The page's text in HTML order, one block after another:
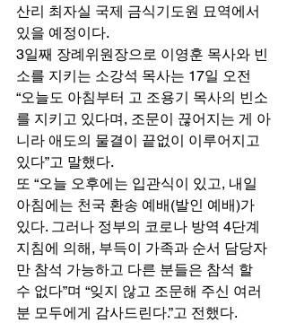
산리 최자실 국제 금식기도원 묘역에서
있을 예정이다.
3일째 장례위원장으로 이영훈 목사와 빈
소를 지키는 소강석 목사는 17일 오전
“오늘도 아침부터 고 조용기 목사의 빈소
를 지키고 있다며, 조문이 끊어지는 게 아
니라 애도의 물결이 끝없이 이루어지고
있다”고 말했다.
또 “오늘 오후에는 입관식이 있고, 내일
아침에는 천국 환송 예배(발인 예배)가
있다. 그러나 정부의 코로나 방역 4단계
지침에 의해, 부득이 가족과 순서 담당자
만 참석 가능하고 다른 분들은 참석 할
수 없다”며 “잊지 않고 조문해 주신 여러
분 모두에게 감사드린다.”고 전했다.